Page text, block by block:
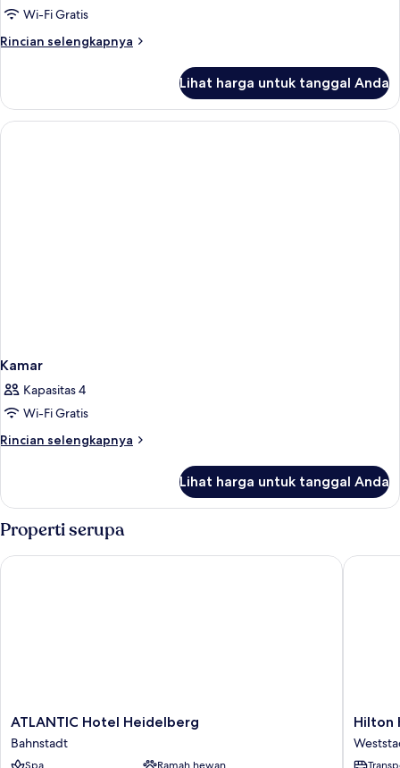
Wi-Fi Gratis
Rincian selengkapnya
Rincian
Kamar
Lihat harga untuk tanggal Anda
Kamar
Kapasitas 4
Wi-Fi Gratis
Rincian selengkapnya
Rincian
Kamar
Lihat harga untuk tanggal Anda
Properti serupa
ATLANTIC
Hotel
Heidelberg
ATLANTIC Hotel Heidelberg
Bahnstadt
ATLANTIC Hotel Heidelberg
Hilton
Hilton
Hilton